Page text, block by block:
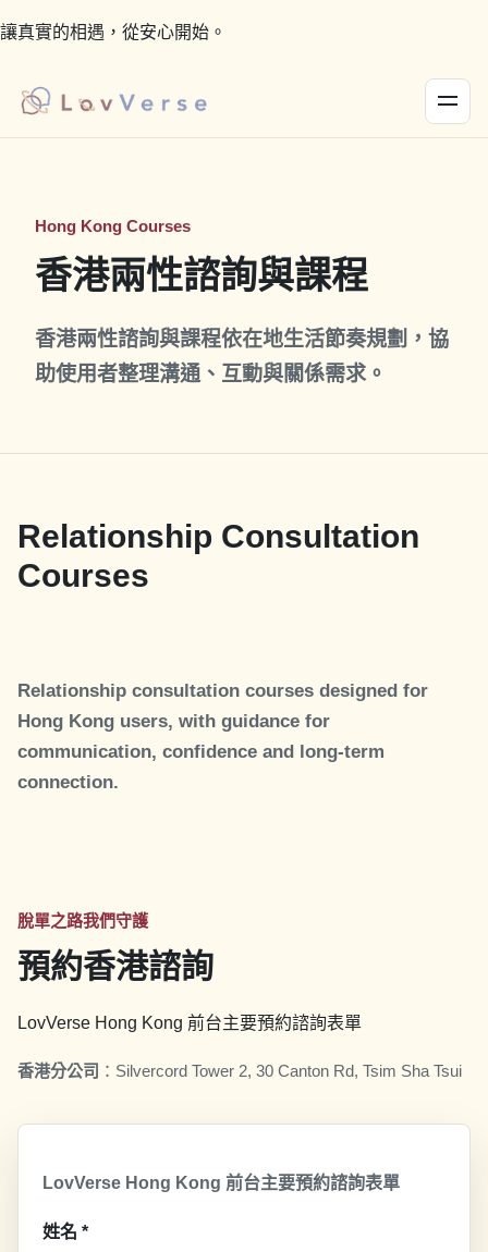
讓真實的相遇，從安心開始。
Hong Kong Courses
香港兩性諮詢與課程
香港兩性諮詢與課程依在地生活節奏規劃，協
助使用者整理溝通、互動與關係需求。
Relationship Consultation
Courses
Relationship consultation courses designed for
Hong Kong users, with guidance for
communication, confidence and long-term
connection.
脫單之路我們守護
預約香港諮詢
LovVerse Hong Kong 前台主要預約諮詢表單
香港分公司 ： Silvercord Tower 2, 30 Canton Rd, Tsim Sha Tsui
LovVerse Hong Kong 前台主要預約諮詢表單
姓名 *